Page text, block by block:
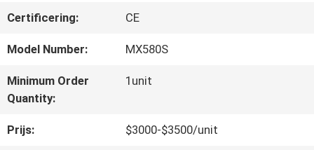
FABRIEKSREIS
KWALITEITSCONTROLE
Certificering: CE
Model Number: MX580S
Minimum Order
Quantity:
1unit
Prijs: $3000-$3500/unit